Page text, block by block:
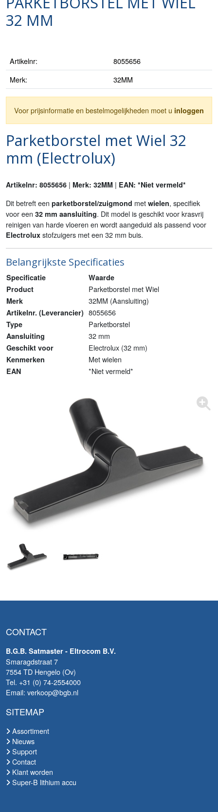
32 MM
Artikelnr:
8055656
Merk:
32MM
Voor prijsinformatie en bestelmogelijkheden moet u inloggen
Parketborstel met Wiel 32
mm (Electrolux)
Artikelnr: 8055656 | Merk: 32MM | EAN: *Niet vermeld*
Dit betreft een parketborstel/zuigmond met wielen, specifiek
voor een 32 mm aansluiting. Dit model is geschikt voor krasvrij
reinigen van harde vloeren en wordt aangeduid als passend voor
Electrolux stofzuigers met een 32 mm buis.
Belangrijkste Specificaties
Specificatie
Waarde
Product
Parketborstel met Wiel
Merk 32MM (Aansluiting)
Artikelnr. (Leverancier) 8055656
Type Parketborstel
Aansluiting 32 mm
Geschikt voor Electrolux (32 mm)
Kenmerken Met wielen
EAN *Niet vermeld*
CONTACT
B.G.B. Satmaster - Eltrocom B.V.
Smaragdstraat 7
7554 TD Hengelo (Ov)
Tel. +31 (0) 74-2554000
Email: verkoop@bgb.nl
SITEMAP
Assortiment
Nieuws
Support
Contact
Klant worden
Super-B lithium accu